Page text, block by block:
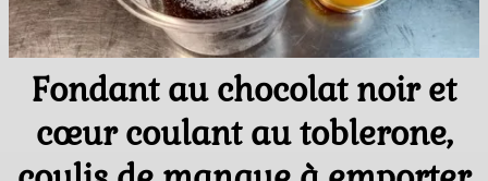
Réservations
Fondant au chocolat noir et
cœur coulant au toblerone,